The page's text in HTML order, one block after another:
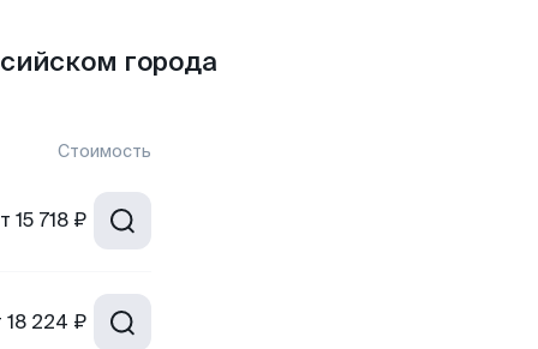
города
Стоимость
15 718 ₽
18 224 ₽